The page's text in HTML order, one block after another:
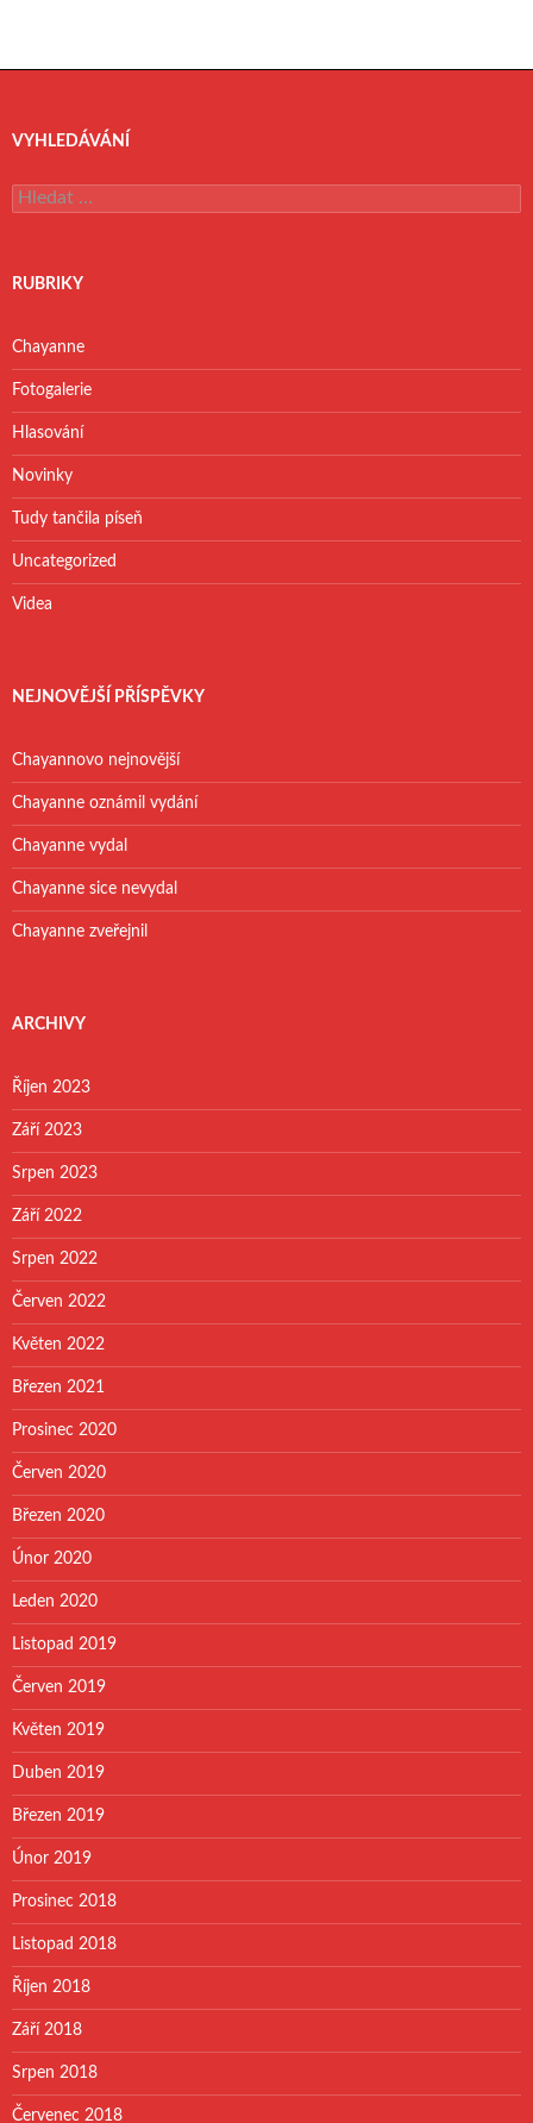
VYHLEDÁVÁNÍ
V
y
e
v
á
n
í
RUBRIKY
Chayanne
Fotogalerie
Hlasování
Novinky
Tudy tančila píseň
Uncategorized
Videa
NEJNOVĚJŠÍ PŘÍSPĚVKY
Chayannovo nejnovější
Chayanne oznámil vydání
Chayanne vydal
Chayanne sice nevydal
Chayanne zveřejnil
ARCHIVY
Říjen 2023
Září 2023
Srpen 2023
Září 2022
Srpen 2022
Červen 2022
Květen 2022
Březen 2021
Prosinec 2020
Červen 2020
Březen 2020
Únor 2020
Leden 2020
Listopad 2019
Červen 2019
Květen 2019
Duben 2019
Březen 2019
Únor 2019
Prosinec 2018
Listopad 2018
Říjen 2018
Září 2018
Srpen 2018
Červenec 2018